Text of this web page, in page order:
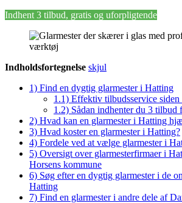
Indhent 3 tilbud, gratis og uforpligtende
Indholdsfortegnelse skjul
1) Find en dygtig glarmester i Hatting
1.1) Effektiv tilbudsservice siden
1.2) Sådan indhenter du 3 tilbud
2) Hvad kan en glarmester i Hatting
3) Hvad koster en glarmester i Hatting?
4) Fordele ved at vælge glarmester i
5) Oversigt over glarmesterfirmaer i
Horsens kommune
6) Søg efter en dygtig glarmester i de
Hatting
7) Find en glarmester i andre dele af